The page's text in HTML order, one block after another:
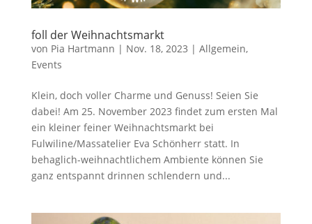
foll der Weihnachtsmarkt
von Pia Hartmann | Nov. 18, 2023 | Allgemein,
Events
Klein, doch voller Charme und Genuss! Seien Sie
dabei! Am 25. November 2023 findet zum ersten Mal
ein kleiner feiner Weihnachtsmarkt bei
Fulwiline/Massatelier Eva Schönherr statt. In
behaglich-weihnachtlichem Ambiente können Sie
ganz entspannt drinnen schlendern und...